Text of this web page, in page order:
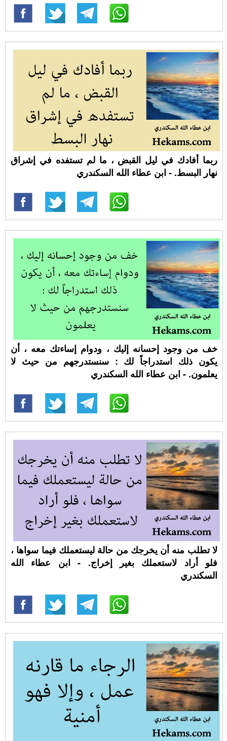
ربما أفادك في ليل القبض ، ما لم تستفده في إشراق
نهار البسط. - ابن عطاء الله السكندري
خف من وجود إحسانه إليك ، ودوام إساءتك معه ، أن
يكون ذلك استدراجاً لك : سنستدرجهم من حيث لا
يعلمون. - ابن عطاء الله السكندري
لا تطلب منه أن يخرجك من حالة ليستعملك فيما سواها ،
فلو أراد لاستعملك بغير إخراج. - ابن عطاء الله
السكندري